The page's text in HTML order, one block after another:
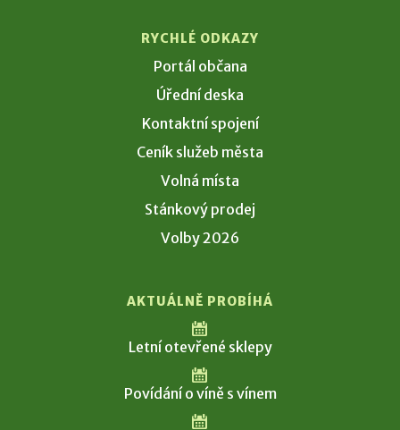
RYCHLÉ ODKAZY
Portál občana
Úřední deska
Kontaktní spojení
Ceník služeb města
Volná místa
Stánkový prodej
Volby 2026
AKTUÁLNĚ PROBÍHÁ
Letní otevřené sklepy
Povídání o víně s vínem